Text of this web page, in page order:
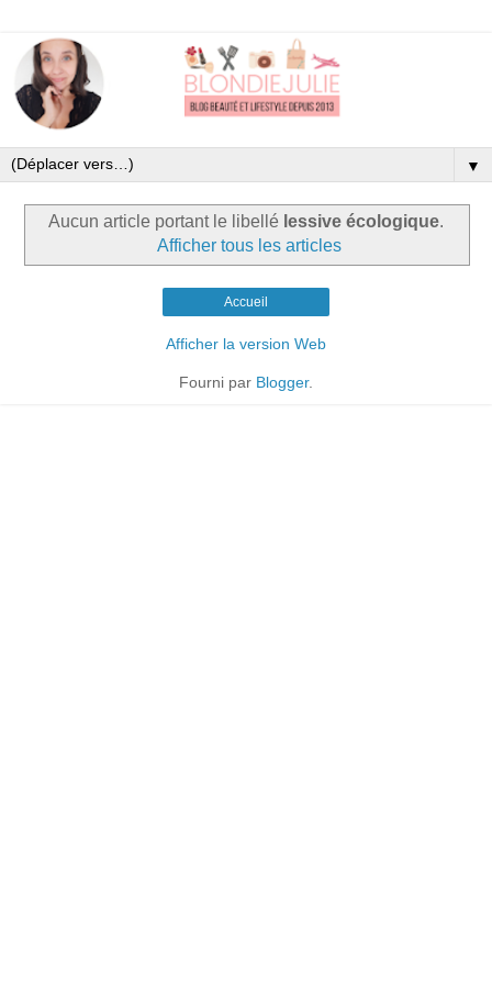
▼
Aucun article portant le libellé lessive écologique.
Afficher tous les articles
Accueil
Afficher la version Web
Fourni par Blogger.